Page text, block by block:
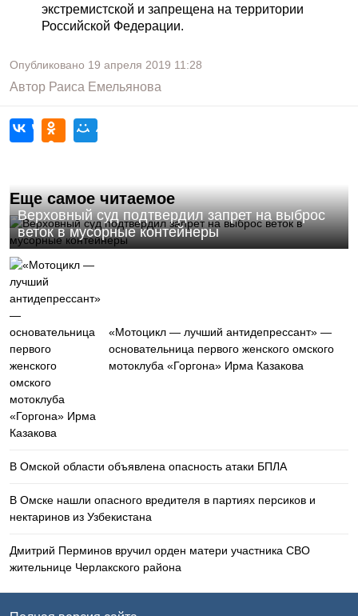
экстремистской и запрещена на территории
Российской Федерации.
Опубликовано 19 апреля 2019 11:28
Автор Раиса Емельянова
Еще самое читаемое
Верховный суд подтвердил запрет на выброс
веток в мусорные контейнеры
«Мотоцикл — лучший антидепрессант» —
основательница первого женского омского
мотоклуба «Горгона» Ирма Казакова
В Омской области объявлена опасность атаки БПЛА
В Омске нашли опасного вредителя в партиях персиков и
нектаринов из Узбекистана
Дмитрий Перминов вручил орден матери участника СВО
жительнице Черлакского района